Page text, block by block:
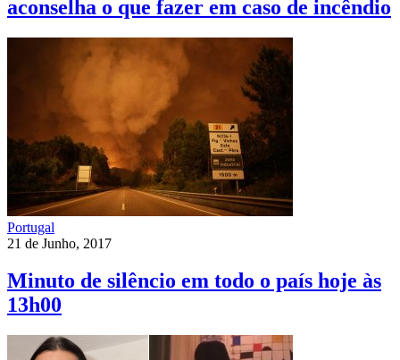
aconselha o que fazer em caso de incêndio
Portugal
21 de Junho, 2017
Minuto de silêncio em todo o país hoje às
13h00